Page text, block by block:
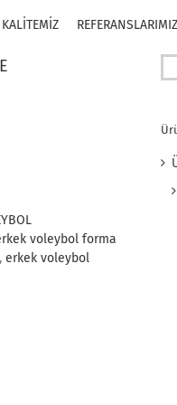
REFERANSLARIMIZ
voleybol forma
, erkek voleybol